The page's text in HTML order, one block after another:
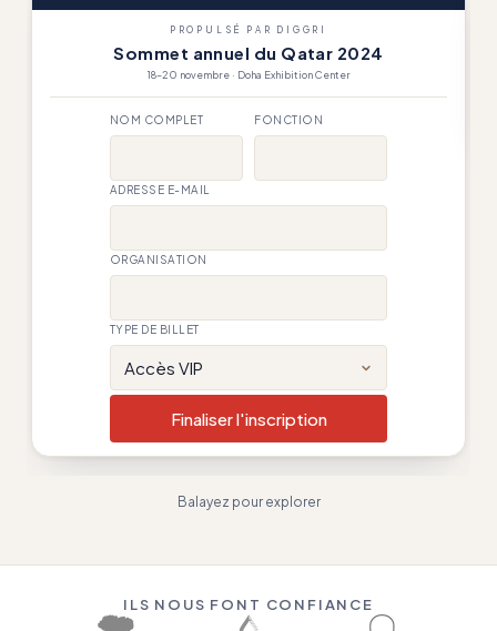
PROPULSÉ PAR DIGGRI
Sommet annuel du Qatar 2024
18–20 novembre · Doha Exhibition Center
NOM COMPLET FONCTION
ADRESSE E-MAIL
ORGANISATION
TYPE DE BILLET
Accès VIP
Finaliser l'inscription
Balayez pour explorer
ILS NOUS FONT CONFIANCE